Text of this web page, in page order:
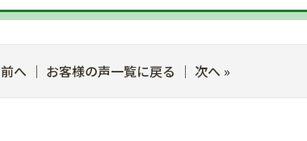
前へ ｜ お客様の声一覧に戻る ｜ 次へ »